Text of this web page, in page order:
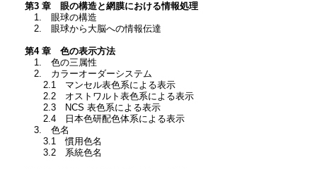
第3 章 眼の構造と網膜における情報処理
1. 眼球の構造
2. 眼球から大脳への情報伝達
第4 章 色の表示方法
1. 色の三属性
2. カラーオーダーシステム
2.1 マンセル表色系による表示
2.2 オストワルト表色系による表示
2.3 NCS 表色系による表示
2.4 日本色研配色体系による表示
3. 色名
3.1 慣用色名
3.2 系統色名